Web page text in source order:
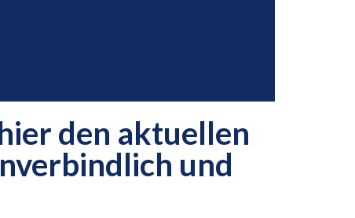
den aktuellen
und